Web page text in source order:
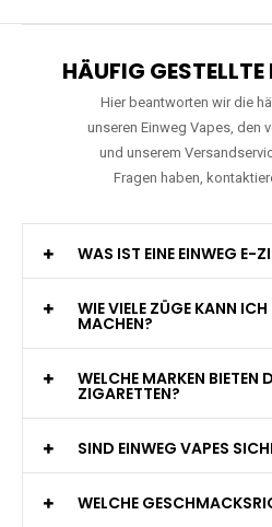
HÄUFIG
Hier beantworten wir die
unseren Einweg Vapes, den
und unserem
Fragen haben,
WAS IST EINE EINWEG E-
WIE VIELE ZÜGE KANN
MACHEN?
WELCHE MARKEN BIETEN
ZIGARETTEN?
SIND EINWEG VAPES
WELCHE